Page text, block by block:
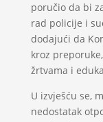
poručio da bi
rad policije i
dodajući da
kroz
žrtvama i
U izvješću se,
nedostatak